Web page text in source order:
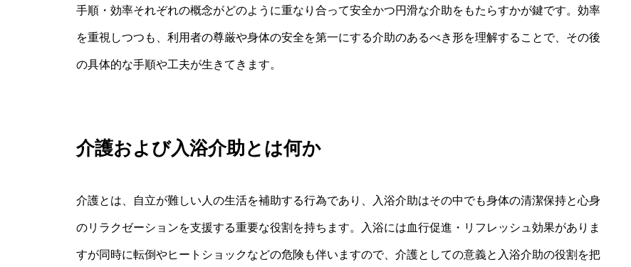
手順・効率それぞれの概念がどのように重なり合って安全かつ円滑な介助をもたらすかが鍵です。効率
を重視しつつも、利用者の尊厳や身体の安全を第一にする介助のあるべき形を理解することで、その後
の具体的な手順や工夫が生きてきます。
介護および入浴介助とは何か
介護とは、自立が難しい人の生活を補助する行為であり、入浴介助はその中でも身体の清潔保持と心身
のリラクゼーションを支援する重要な役割を持ちます。入浴には血行促進・リフレッシュ効果がありま
すが同時に転倒やヒートショックなどの危険も伴いますので、介護としての意義と入浴介助の役割を把